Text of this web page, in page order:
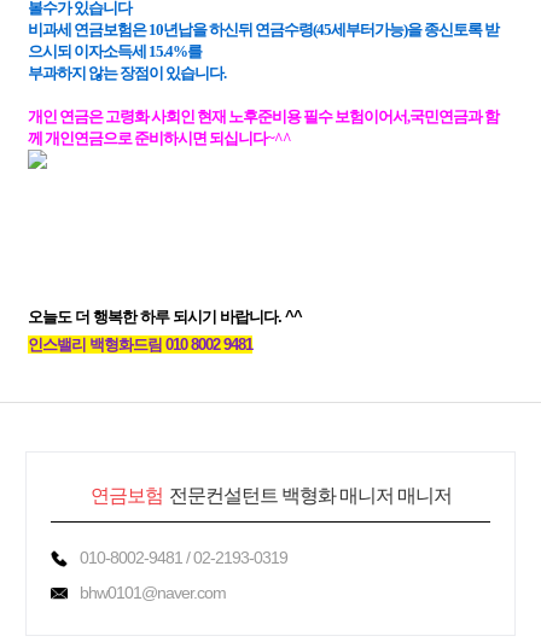
볼수가 있습니다
비과세 연금보험은 10년납을 하신뒤 연금수령(45세부터가능)을 종신토록 받
으시되 이자소득세 15.4%를
부과하지 않는 장점이 있습니다.​
개인 연금은 고령화 사회인 현재 노후준비용 필수 보험이어서,국민연금과 함
께 개인연금으로 준비하시면 되십니다~^^
오늘도 더 행복한 하루 되시기 바랍니다. ^^
인스밸리 백형화드림 010 8002 9481
연금보험 전문컨설턴트 백형화 매니저 매니저
010-8002-9481 / 02-2193-0319
bhw0101@naver.com